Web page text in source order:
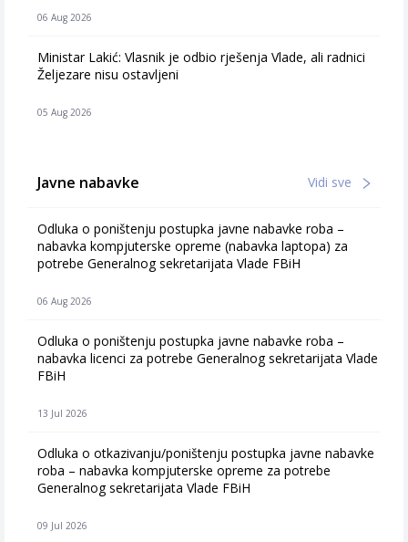
06 Aug 2026
Ministar Lakić: Vlasnik je odbio rješenja Vlade, ali radnici
Željezare nisu ostavljeni
05 Aug 2026
Javne nabavke Vidi sve
Odluka o poništenju postupka javne nabavke roba –
nabavka kompjuterske opreme (nabavka laptopa) za
potrebe Generalnog sekretarijata Vlade FBiH
06 Aug 2026
Odluka o poništenju postupka javne nabavke roba –
nabavka licenci za potrebe Generalnog sekretarijata Vlade
FBiH
13 Jul 2026
Odluka o otkazivanju/poništenju postupka javne nabavke
roba – nabavka kompjuterske opreme za potrebe
Generalnog sekretarijata Vlade FBiH
09 Jul 2026